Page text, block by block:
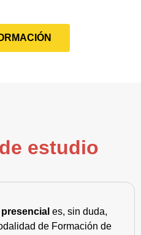
estudio
presencial es, sin duda,
de Formación de